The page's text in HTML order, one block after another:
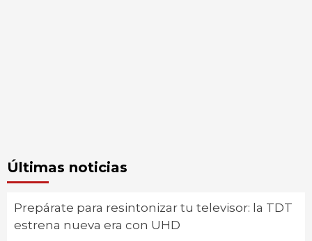
Últimas noticias
Prepárate para resintonizar tu televisor: la TDT
estrena nueva era con UHD